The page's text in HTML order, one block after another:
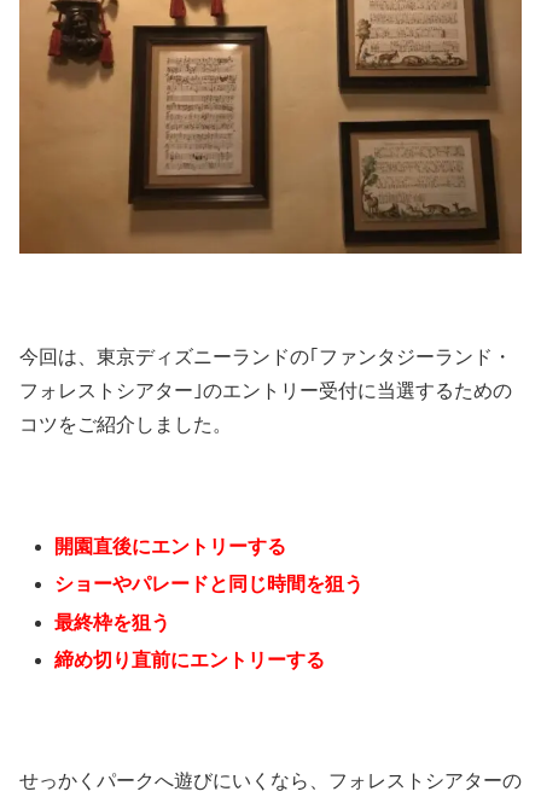
今回は、東京ディズニーランドの｢ファンタジーランド・
フォレストシアター｣のエントリー受付に当選するための
コツをご紹介しました。
開園直後にエントリーする
ショーやパレードと同じ時間を狙う
最終枠を狙う
締め切り直前にエントリーする
せっかくパークへ遊びにいくなら、フォレストシアターの